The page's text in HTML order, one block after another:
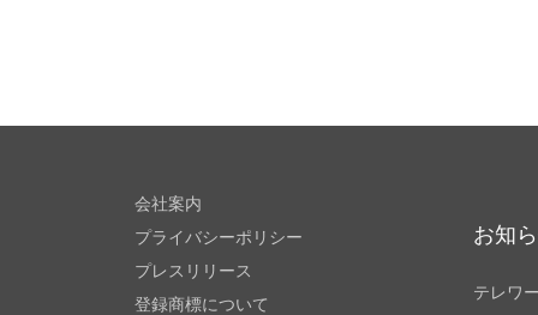
会社案内
プライバシーポリシー
プレスリリース
登録商標について
お知
テレワ